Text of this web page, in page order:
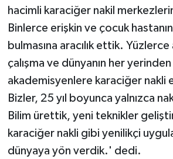
hacimli karaciğer nakil
Binlerce erişkin ve çocuk
bulmasına aracılık ettik.
çalışma ve dünyanın her
akademisyenlere karaciğer nakli
Bizler, 25 yıl boyunca yalnızca
Bilim ürettik, yeni teknikler
karaciğer nakli gibi yenilikçi
dünyaya yön verdik.' dedi.